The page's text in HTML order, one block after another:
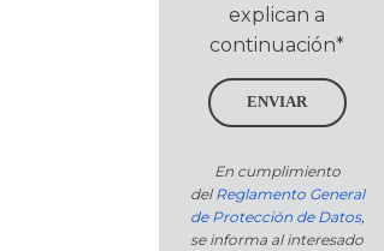
explican a
continuación*
ENVIAR
En cumplimiento
delReglamento General
de Protección de Datos,
se informa al interesado